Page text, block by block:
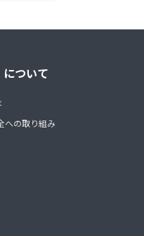
について
への取り組み